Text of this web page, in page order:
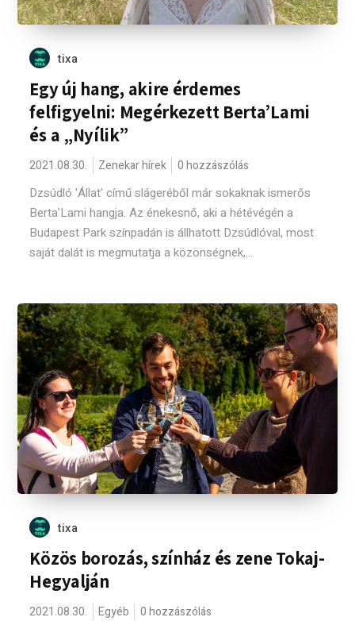
tixa
Egy új hang, akire érdemes
felfigyelni: Megérkezett Berta’Lami
és a „Nyílik”
2021.08.30. Zenekar hírek 0 hozzászólás
Dzsúdló 'Állat' című slágeréből már sokaknak ismerős
Berta'Lami hangja. Az énekesnő, aki a hétévégén a
Budapest Park színpadán is állhatott Dzsúdlóval, most
saját dalát is megmutatja a közönségnek,...
tixa
Közös borozás, színház és zene Tokaj-
Hegyalján
2021.08.30. Egyéb 0 hozzászólás